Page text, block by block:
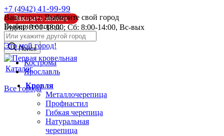
Ваш город: Выбирите свой город
Выберите город:
Это мой город!
Кострома
Ярославль
Все города
+7 (4942) 41-99-99
Заказать звонок
Будни: 8:00-18:00; Сб: 8:00-14:00, Вс-вых
info@pk44.ru
Поиск
Каталог
Кровля
Металлочерепица
Профнастил
Гибкая черепица
Натуральная
черепица